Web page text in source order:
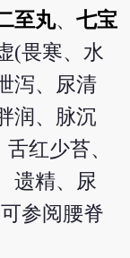
至丸、七宝
(畏寒、水
泻、尿清
润、脉沉
红少苔、
遗精、尿
参阅腰脊